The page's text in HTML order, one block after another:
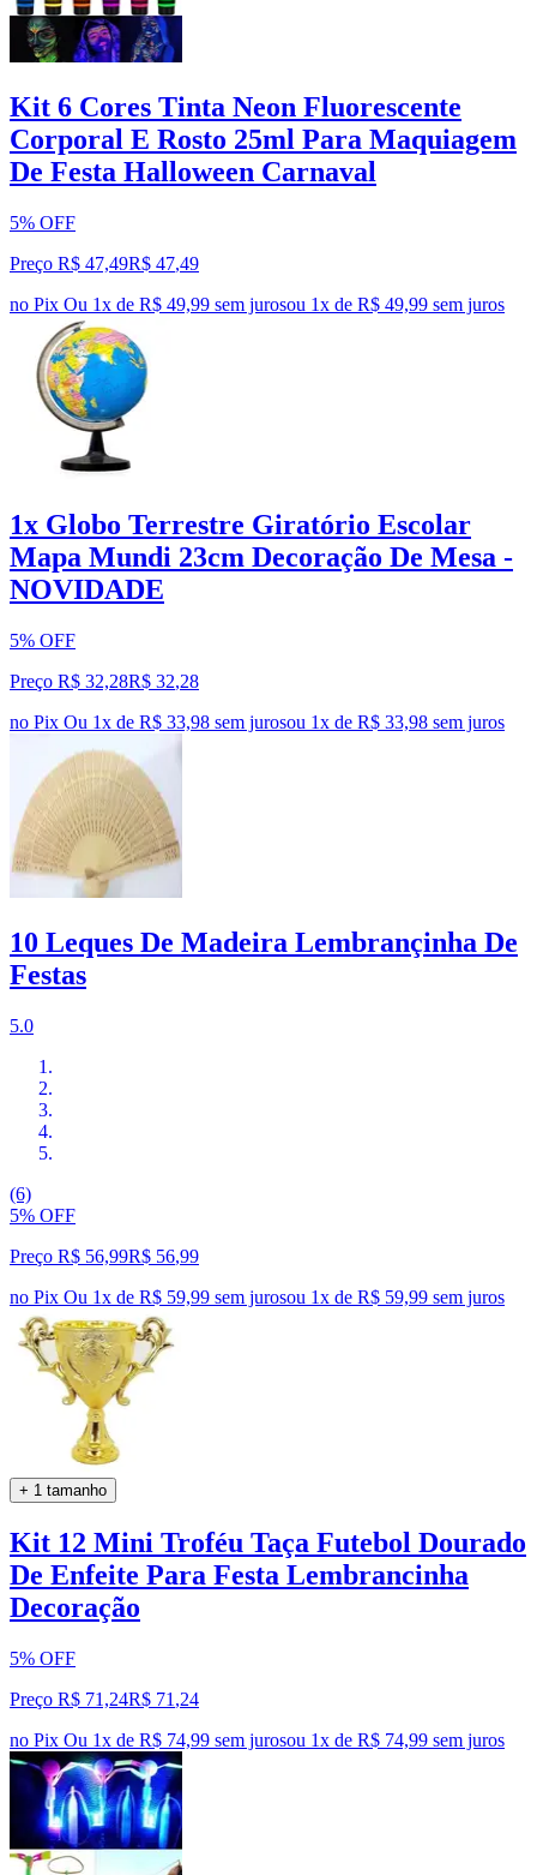
Kit 6 Cores Tinta Neon Fluorescente
Corporal E Rosto 25ml Para Maquiagem
De Festa Halloween Carnaval
5% OFF
Preço R$ 47,49R$ 47,49
no Pix Ou 1x de R$ 49,99 sem jurosou 1x de R$ 49,99 sem juros
1x Globo Terrestre Giratório Escolar
Mapa Mundi 23cm Decoração De Mesa -
NOVIDADE
5% OFF
Preço R$ 32,28R$ 32,28
no Pix Ou 1x de R$ 33,98 sem jurosou 1x de R$ 33,98 sem juros
10 Leques De Madeira Lembrançinha De
Festas
5.0
(6)
5% OFF
Preço R$ 56,99R$ 56,99
no Pix Ou 1x de R$ 59,99 sem jurosou 1x de R$ 59,99 sem juros
+ 1 tamanho
Kit 12 Mini Troféu Taça Futebol Dourado
De Enfeite Para Festa Lembrancinha
Decoração
5% OFF
Preço R$ 71,24R$ 71 ,24
no Pix Ou 1x de R$ 74,99 sem jurosou 1x de R$ 74,99 sem juros